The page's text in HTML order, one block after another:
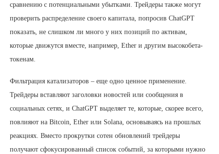
сравнению с потенциальными убытками. Трейдеры также могут
проверить распределение своего капитала, попросив ChatGPT
показать, не слишком ли много у них позиций по активам,
которые движутся вместе, например, Ether и другим высокобета-
токенам.
Фильтрация катализаторов – еще одно ценное применение.
Трейдеры вставляют заголовки новостей или сообщения в
социальных сетях, и ChatGPT выделяет те, которые, скорее всего,
повлияют на Bitcoin, Ether или Solana, основываясь на прошлых
реакциях. Вместо прокрутки сотен обновлений трейдеры
получают сфокусированный список событий, за которыми нужно